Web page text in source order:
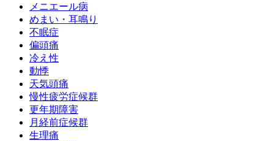
メニエール病
めまい・耳鳴り
不眠症
偏頭痛
冷え性
動悸
天気頭痛
慢性疲労症候群
更年期障害
月経前症候群
生理痛